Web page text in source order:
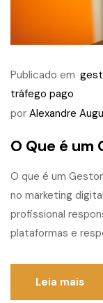
Publicado em
tráfego pago
por Alexandre
O Que é um
O que é um
no marketing
profissional
plataformas e
Leia mais